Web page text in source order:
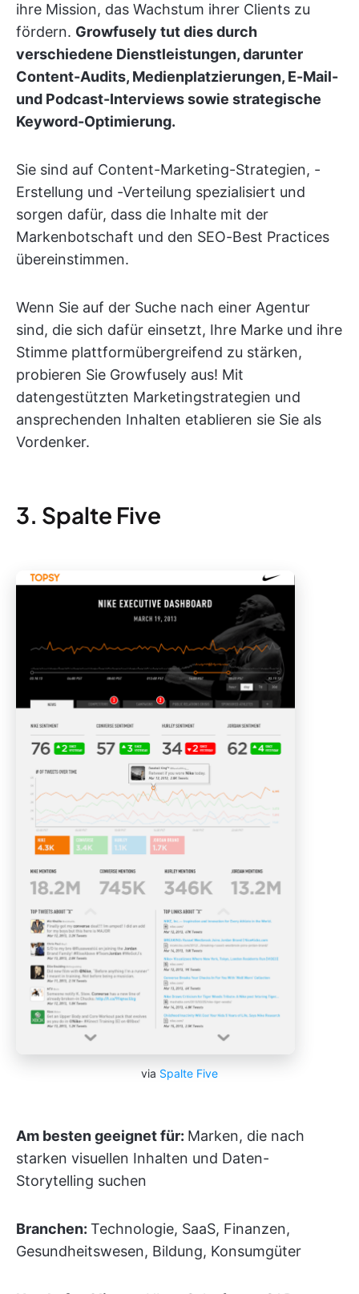
ihre Mission, das Wachstum ihrer Clients zu
fördern. Growfusely tut dies durch
verschiedene Dienstleistungen, darunter
Content-Audits, Medienplatzierungen, E-Mail-
und Podcast-Interviews sowie strategische
Keyword-Optimierung.
Sie sind auf Content-Marketing-Strategien, -
Erstellung und -Verteilung spezialisiert und
sorgen dafür, dass die Inhalte mit der
Markenbotschaft und den SEO-Best Practices
übereinstimmen.
Wenn Sie auf der Suche nach einer Agentur
sind, die sich dafür einsetzt, Ihre Marke und ihre
Stimme plattformübergreifend zu stärken,
probieren Sie Growfusely aus! Mit
datengestützten Marketingstrategien und
ansprechenden Inhalten etablieren sie Sie als
Vordenker.
3. Spalte Five
via Spalte Five
Am besten geeignet für: Marken, die nach
starken visuellen Inhalten und Daten-
Storytelling suchen
Branchen: Technologie, SaaS, Finanzen,
Gesundheitswesen, Bildung, Konsumgüter